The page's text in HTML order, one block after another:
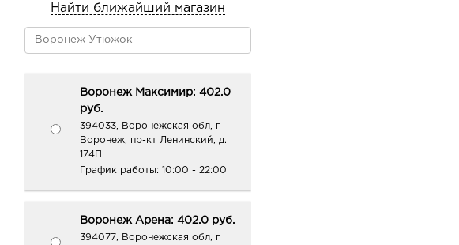
Найти ближайший магазин
Воронеж Максимир: 402.0
руб.
394033, Воронежская обл, г
Воронеж, пр-кт Ленинский, д.
174П
График работы: 10:00 - 22:00
Воронеж Арена: 402.0 руб.
394077, Воронежская обл, г